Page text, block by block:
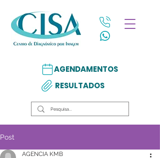
AGENDAMENTOS
RESULTADOS
Post
AGENCIA KMB